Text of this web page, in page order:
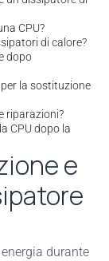
CPU?
di calore?
dopo
la sostituzione
riparazioni?
CPU dopo la
e
durante